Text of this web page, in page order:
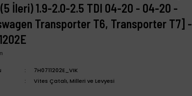
İleri) 1.9-2.0-2.5 TDI 04-20 - 04-20 -
Transporter T6, Transporter T7] -
7H0711202E_VIK
Vites Çatalı, Milleri ve Levyesi